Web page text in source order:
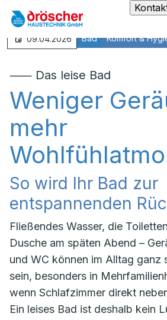
09.04.2026 Bad Komfort &
⸺ Das leise Bad
Weniger
mehr
So wird Ihr Bad zur
entspannenden
Fließendes Wasser, die
Dusche am späten Abend –
und WC können im Alltag ganz
sein, besonders in
wenn Schlafzimmer direkt
Ein leises Bad ist deshalb kein